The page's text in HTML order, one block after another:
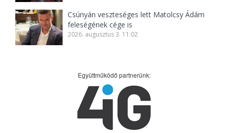
Csúnyán veszteséges lett Matolcsy Ádám
feleségének cége is
2026. augusztus 3. 11:02
Együttműködő partnerünk: